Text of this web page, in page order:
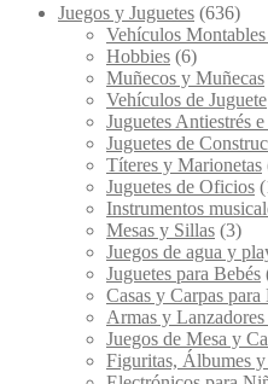
Juegos y Juguetes (636)
Vehículos
Hobbies (6)
Muñecos y Muñecas
Vehículos de Juguete
Juguetes Antiestrés
Juguetes de
Títeres y Marionetas
Juguetes de Oficios
Instrumentos
Mesas y Sillas (3)
Juegos de agua y
Juguetes para Bebés
Casas y Carpas para
Armas y Lanzadores
Juegos de Mesa y
Figuritas, Álbumes